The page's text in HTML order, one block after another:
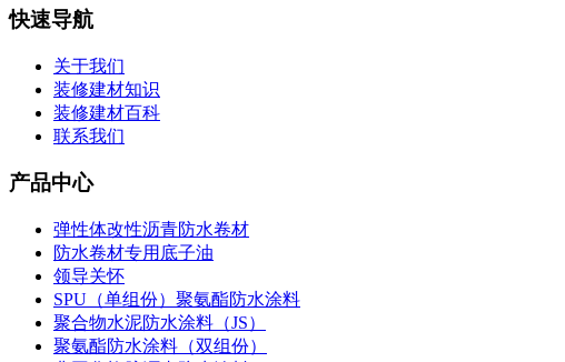
快速导航
关于我们
装修建材知识
装修建材百科
联系我们
产品中心
弹性体改性沥青防水卷材
防水卷材专用底子油
领导关怀
SPU（单组份）聚氨酯防水涂料
聚合物水泥防水涂料（JS）
聚氨酯防水涂料（双组份）